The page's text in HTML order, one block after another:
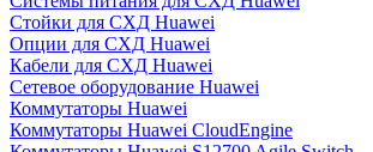
Стойки для СХД Huawei
Опции для СХД Huawei
Кабели для СХД Huawei
Сетевое оборудование Huawei
Коммутаторы Huawei
Коммутаторы Huawei CloudEngine